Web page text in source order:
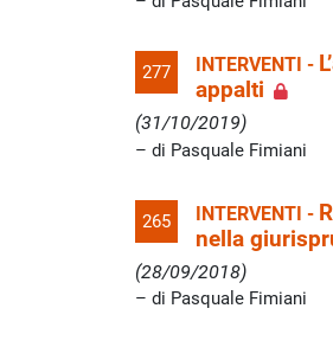
277 INTERVENTI -
appalti
(31/10/2019)
di Pasquale Fimiani
265 INTERVENTI -
nella
(28/09/2018)
di Pasquale Fimiani